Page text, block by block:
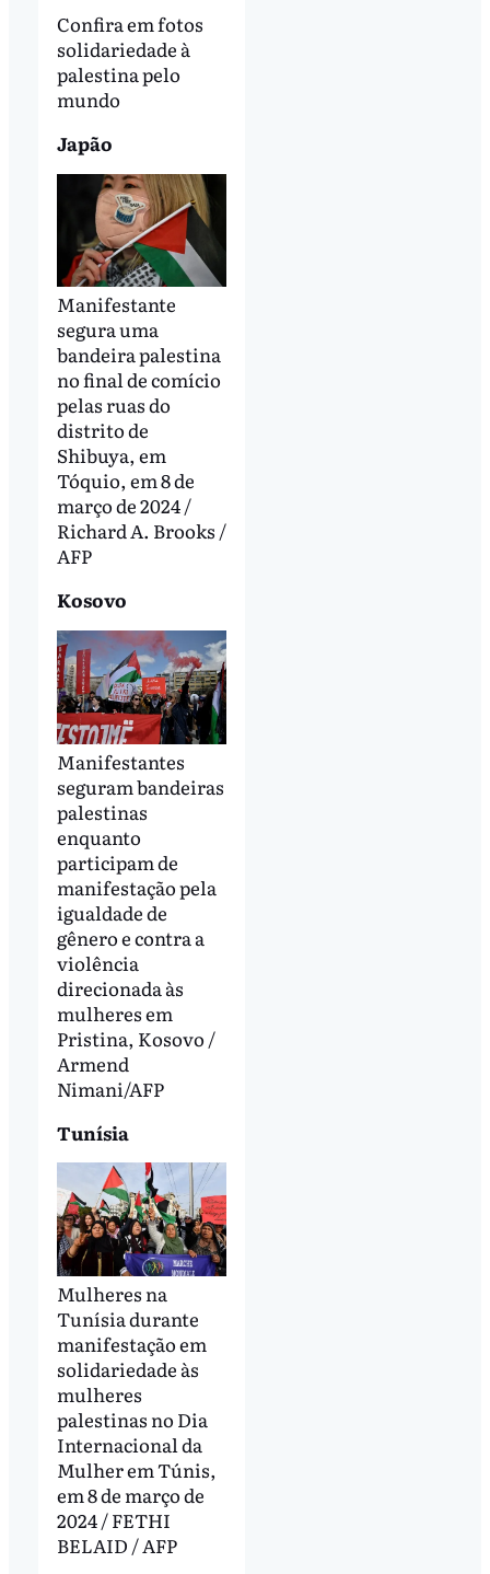
Confira em fotos
solidariedade à
palestina pelo
mundo
Japão
Manifestante
segura uma
bandeira palestina
no final de comício
pelas ruas do
distrito de
Shibuya, em
Tóquio, em 8 de
março de 2024 /
Richard A. Brooks /
AFP
Kosovo
Manifestantes
seguram bandeiras
palestinas
enquanto
participam de
manifestação pela
igualdade de
gênero e contra a
violência
direcionada às
mulheres em
Pristina, Kosovo /
Armend
Nimani/AFP
Tunísia
Mulheres na
Tunísia durante
manifestação em
solidariedade às
mulheres
palestinas no Dia
Internacional da
Mulher em Túnis,
em 8 de março de
2024 / FETHI
BELAID / AFP